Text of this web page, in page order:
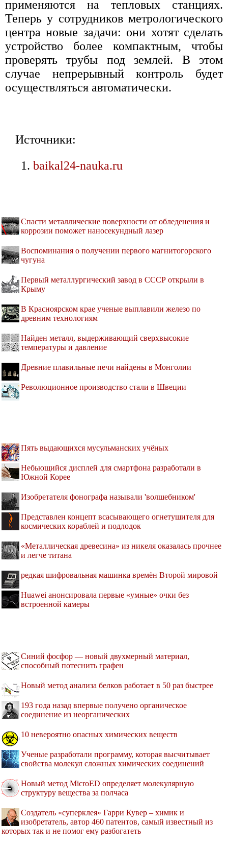
применяются на тепловых станциях.
Теперь у сотрудников метрологического
центра новые задачи: они хотят сделать
устройство более компактным, чтобы
проверять трубы под землей. В этом
случае непрерывный контроль будет
осуществляться автоматически.
Источники:
baikal24-nauka.ru
Спасти металлические поверхности от обледенения и
коррозии поможет наносекундный лазер
Воспоминания о получении первого магнитогорского
чугуна
Первый металлургический завод в СССР открыли в
Крыму
В Красноярском крае ученые выплавили железо по
древним технологиям
Найден металл, выдерживающий сверхвысокие
температуры и давление
Древние плавильные печи найдены в Монголии
Революционное производство стали в Швеции
Пять выдающихся мусульманских учёных
Небьющийся дисплей для смартфона разработали в
Южной Корее
Изобретателя фонографа называли 'волшебником'
Представлен концепт всасывающего огнетушителя для
космических кораблей и подлодок
«Металлическая древесина» из никеля оказалась прочнее
и легче титана
редкая шифровальная машинка времён Второй мировой
Huawei анонсировала первые «умные» очки без
встроенной камеры
Синий фосфор — новый двухмерный материал,
способный потеснить графен
Новый метод анализа белков работает в 50 раз быстрее
193 года назад впервые получено органическое
соединение из неорганических
10 невероятно опасных химических веществ
Ученые разработали программу, которая высчитывает
свойства молекул сложных химических соединений
Новый метод MicroED определяет молекулярную
структуру вещества за полчаса
Создатель «суперклея» Гарри Кувер – химик и
изобретатель, автор 460 патентов, самый известный из
которых так и не помог ему разбогатеть